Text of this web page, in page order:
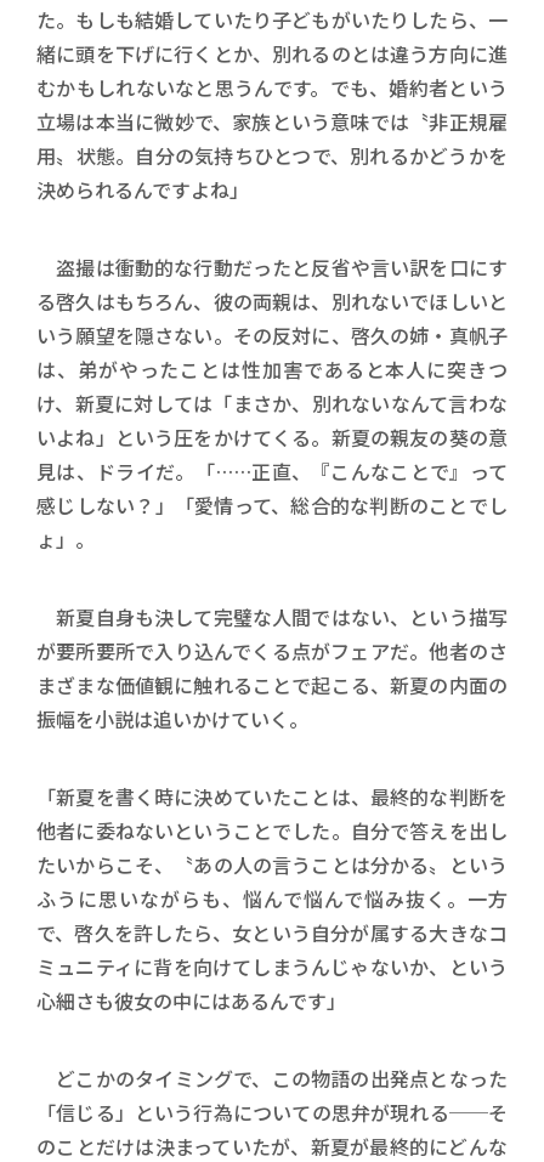
た。もしも結婚していたり子どもがいたりしたら、一
緒に頭を下げに行くとか、別れるのとは違う方向に進
むかもしれないなと思うんです。でも、婚約者という
立場は本当に微妙で、家族という意味では〝非正規雇
用〟状態。自分の気持ちひとつで、別れるかどうかを
決められるんですよね」
盗撮は衝動的な行動だったと反省や言い訳を口にす
る啓久はもちろん、彼の両親は、別れないでほしいと
いう願望を隠さない。その反対に、啓久の姉・真帆子
は、弟がやったことは性加害であると本人に突きつ
け、新夏に対しては「まさか、別れないなんて言わな
いよね」という圧をかけてくる。新夏の親友の葵の意
見は、ドライだ。「……正直、『こんなことで』って
感じしない？」「愛情って、総合的な判断のことでし
ょ」。
新夏自身も決して完璧な人間ではない、という描写
が要所要所で入り込んでくる点がフェアだ。他者のさ
まざまな価値観に触れることで起こる、新夏の内面の
振幅を小説は追いかけていく。
「新夏を書く時に決めていたことは、最終的な判断を
他者に委ねないということでした。自分で答えを出し
たいからこそ、〝あの人の言うことは分かる〟という
ふうに思いながらも、悩んで悩んで悩み抜く。一方
で、啓久を許したら、女という自分が属する大きなコ
ミュニティに背を向けてしまうんじゃないか、という
心細さも彼女の中にはあるんです」
どこかのタイミングで、この物語の出発点となった
「信じる」という行為についての思弁が現れる──そ
のことだけは決まっていたが、新夏が最終的にどんな